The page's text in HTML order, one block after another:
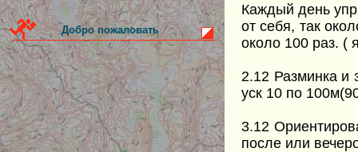
Добро пожаловать
Каждый день
от себя, так
около 100 раз. (
2.12 Разминка и
уск 10 по
3.12
после или